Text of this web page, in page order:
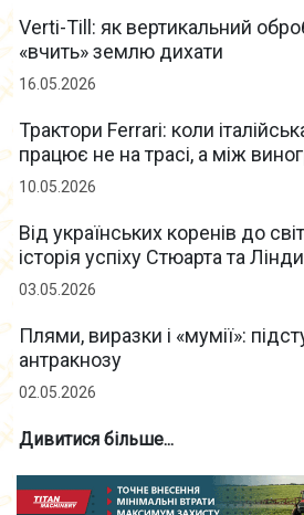
Verti-Till: як вертикальний
«вчить» землю дихати
16.05.2026
Трактори Ferrari: коли
працює не на трасі, а між
10.05.2026
Від українських коренів до
історія успіху Стюарта та
03.05.2026
Плями, виразки і «мумії»:
антракнозу
02.05.2026
Дивитися більше...